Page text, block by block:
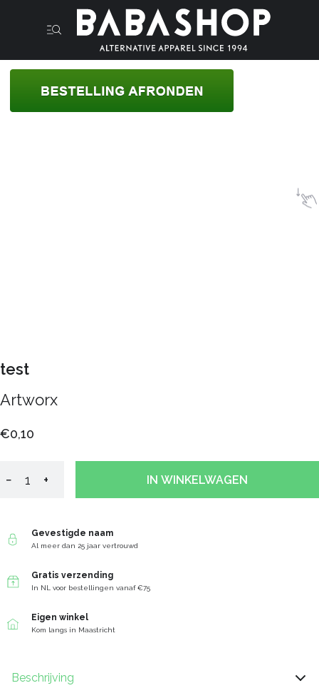
test
Artworx
€0,10
− + IN WINKELWAGEN
Gevestigde naam
Al meer dan 25 jaar vertrouwd
Gratis verzending
In NL voor bestellingen vanaf €75
Eigen winkel
Kom langs in Maastricht
Beschrijving